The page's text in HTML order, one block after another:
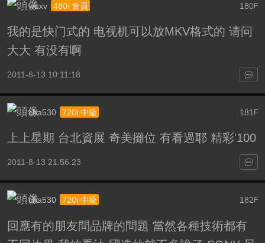
180F
wuxv 480i 會員
我的是快门式的 电视机可以放MKV格式的 请问
大大 有没有啊
2011-8-13 10:11:18
181 F
cha530 720i 中級
上上星期 台北資展 奇美攤位 有看過耶 精彩'100
2011-8-13 21:56:23
182F
cha530 720i 中級
回應有的朋友問品牌的問題 當然各種技術都有